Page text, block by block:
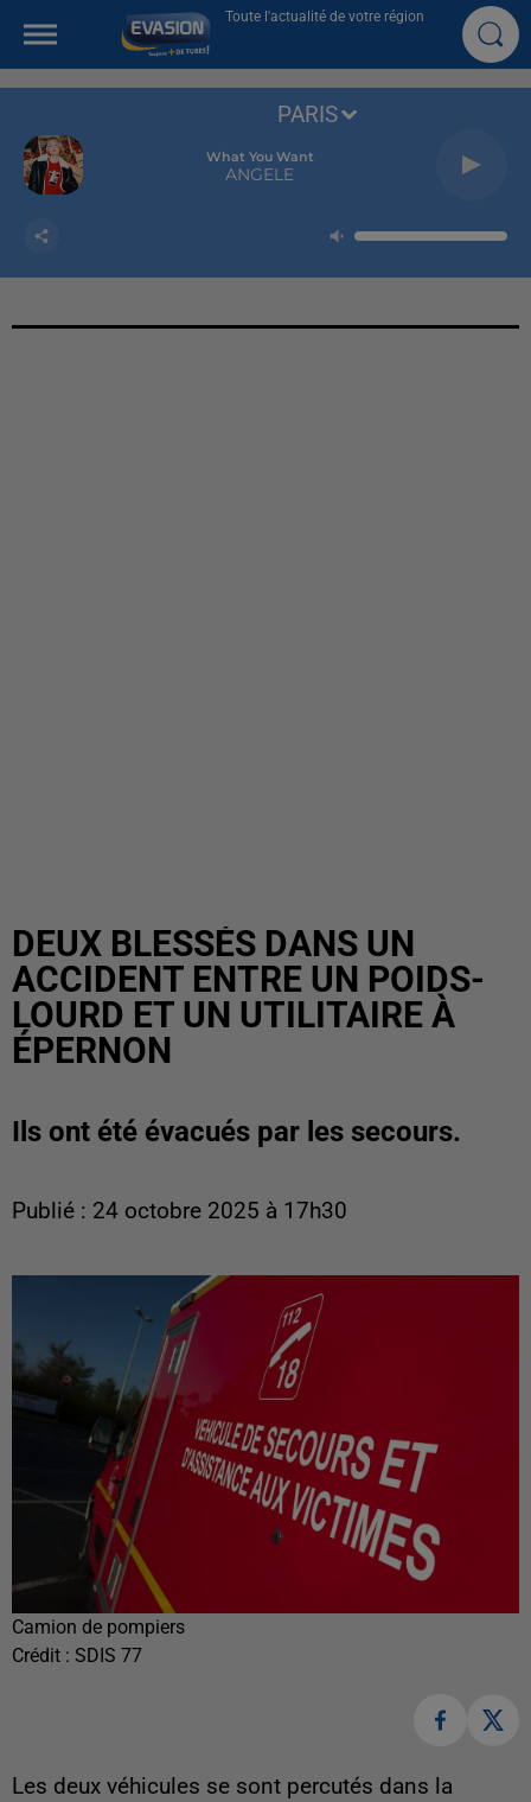
Toute l'actualité de votre région
What You Want
ANGELE
PARIS
DEUX BLESSÉS DANS UN
ACCIDENT ENTRE UN POIDS-
LOURD ET UN UTILITAIRE À
ÉPERNON
Ils ont été évacués par les secours.
Publié : 24 octobre 2025 à 17h30
Camion de pompiers
Crédit : SDIS 77
Les deux véhicules se sont percutés dans la